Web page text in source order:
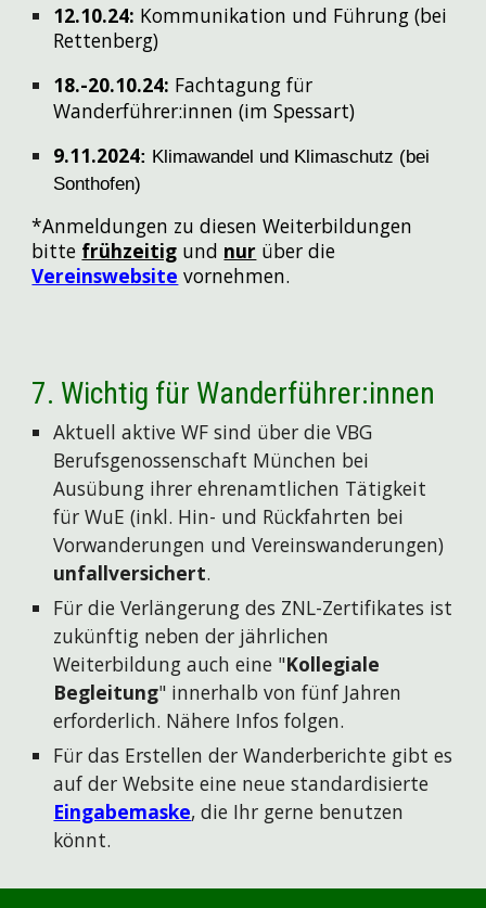
12.10.24: Kommunikation und Führung (bei
Rettenberg)
18.-20.10.24: Fachtagung für
Wanderführer:innen (im Spessart)
9.11.2024: Klimawandel und Klimaschutz (bei
Sonthofen)
*Anmeldungen zu diesen Weiterbildungen
bitte frühzeitig und nur über die
Vereinswebsite vornehmen.
7. Wichtig für Wanderführer:innen
Aktuell aktive WF sind über die VBG
Berufsgenossenschaft München bei
Ausübung ihrer ehrenamtlichen Tätigkeit
für WuE(inkl. Hin- und Rückfahrten bei
Vorwanderungen und Vereinswanderungen)
unfallversichert.
Für die Verlängerung des ZNL-Zertifikates ist
zukünftig neben der jährlichen
Weiterbildung auch eine "Kollegiale
Begleitung" innerhalb von fünf Jahren
erforderlich. Nähere Infos folgen.
Für das Erstellen der Wanderberichte gibt es
auf der Website eine neue standardisierte
Eingabemaske, die Ihr gerne benutzen
könnt.